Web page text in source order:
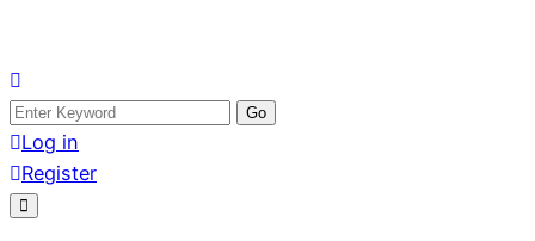
Skip
to
content
อสังหาโพสต์ รีวิวเยอะ รับจ้างโพสต์ขายบ้าน รับจ้างโพสต์อสัง
หา แตกต่างอย่างตั้งใจ รับรองผล อันดับ1 การโพสต์ขายอสังหา
กับทีมงานบริษัท บ้าน ที่ดิน คอนโด ติดGoogleหน้าแรกได้จริงๆ
ใน 7 วัน
รับจ้างโพสอสังหา ขายบ้าน อสังหาโพสต์ เชื่อถือได้จริง รับ
โพสต์ ที่ดิน กับทีมงานบริษัท ถูกและดีที่สุด ไม่มีค่านายหน้า
ขายได้จริงๆ ช่วยสร้างโอกาสในการขายได้มากกว่า ที่เดียว ที่
กล้าการันตีผลงาน ประสบการณ์กว่า20ปี ทีมงานมืออาชีพ ช่วย
คุณขายบ้านมานาน ตัวจริง
Search
for:Log in
Register